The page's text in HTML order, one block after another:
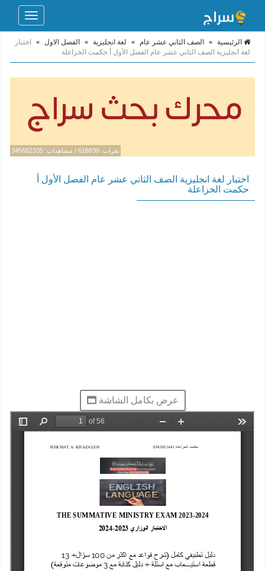
Toggle
الرئيسية » الصف الثاني عشر عام » لغة انجليزية » الفصل الاول »
اختبار
لغة انجليزية الصف الثاني عشر عام الفصل الأول أ حكمت الخزاعلة
نقرات: 616830 / مشاهدات: 345682335
اختبار لغة انجليزية الصف الثاني عشر عام الفصل الأول أ
حكمت الخزاعلة
عرض بكامل الشاشة